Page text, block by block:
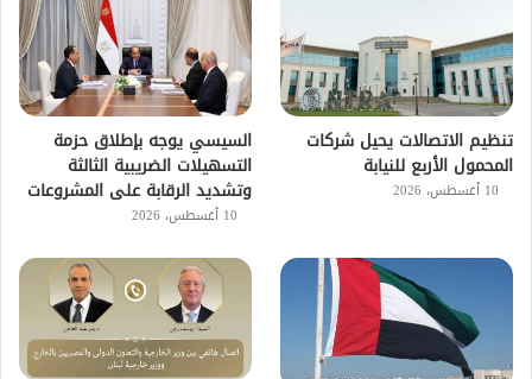
تنظيم الاتصالات يحيل شركات
المحمول الأربع للنيابة
10 أغسطس، 2026
السيسي يوجه بإطلاق حزمة
التسهيلات الضريبية الثالثة
وتشديد الرقابة على المشروعات
10 أغسطس، 2026